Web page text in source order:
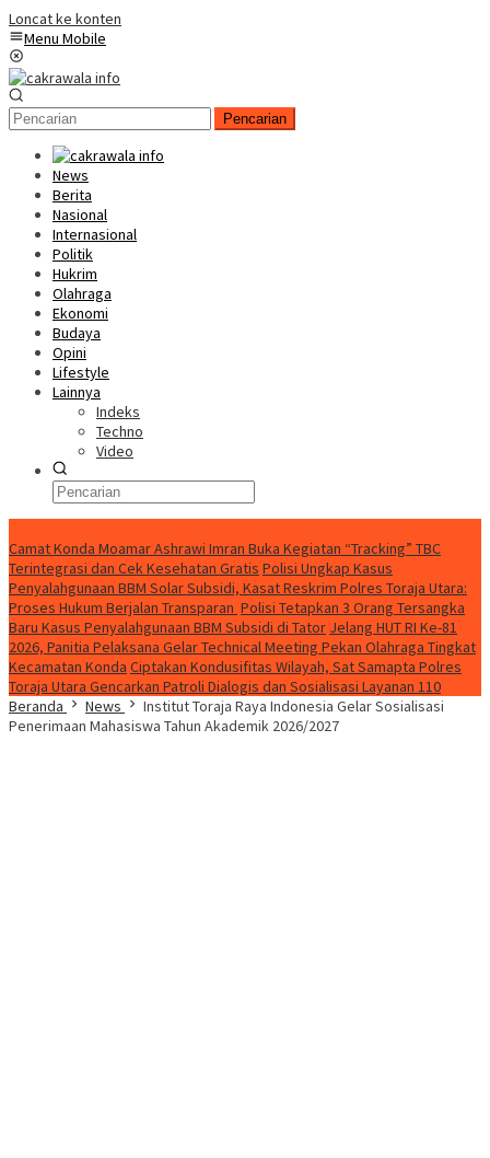
Loncat ke konten
Menu Mobile
Pencarian
News
Berita
Nasional
Internasional
Politik
Hukrim
Olahraga
Ekonomi
Budaya
Opini
Lifestyle
Lainnya
Indeks
Techno
Video
Camat Konda Moamar Ashrawi Imran Buka Kegiatan “Tracking” TBC
Terintegrasi dan Cek Kesehatan Gratis Polisi Ungkap Kasus
Penyalahgunaan BBM Solar Subsidi, Kasat Reskrim Polres Toraja Utara:
Proses Hukum Berjalan Transparan Polisi Tetapkan 3 Orang Tersangka
Baru Kasus Penyalahgunaan BBM Subsidi di Tator Jelang HUT RI Ke-81
2026, Panitia Pelaksana Gelar Technical Meeting Pekan Olahraga Tingkat
Kecamatan Konda Ciptakan Kondusifitas Wilayah, Sat Samapta Polres
Toraja Utara Gencarkan Patroli Dialogis dan Sosialisasi Layanan 110
Beranda
News
Institut Toraja Raya Indonesia Gelar Sosialisasi
Penerimaan Mahasiswa Tahun Akademik 2026/2027